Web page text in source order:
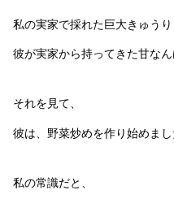
私の実家で採れた巨大きゅう
彼が実家から持ってきた甘な
それを見て、
彼は、野菜炒めを作り始めまし
私の常識だと、